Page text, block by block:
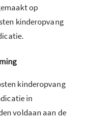
op
kinderopvang
kinderopvang
in
voldaan aan de